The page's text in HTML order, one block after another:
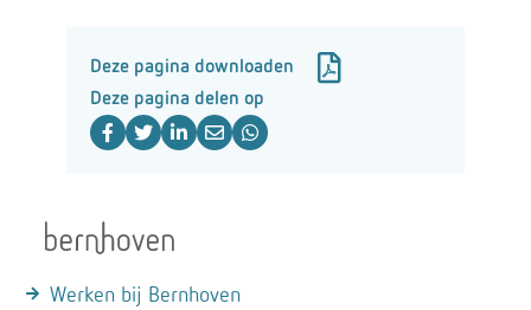
Deze pagina downloaden
Deze pagina delen op
Werken bij Bernhoven